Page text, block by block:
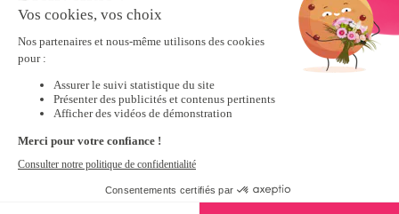
18/04/2023 , suite à
une expérience du
28/01/2023
parA.A.
Signaler
Je vous